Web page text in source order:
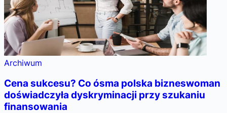
Archiwum
Cena sukcesu? Co ósma polska bizneswoman
doświadczyła dyskryminacji przy szukaniu
finansowania